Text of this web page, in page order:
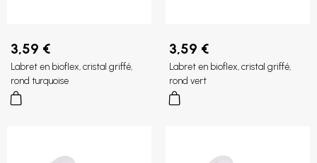
3,59 €
Labret en bioflex, cristal griffé,
rond turquoise
3,59 €
Labret en bioflex, cristal griffé,
rond vert